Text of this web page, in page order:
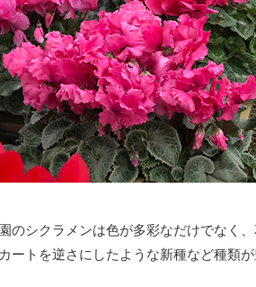
のシクラメンは色が多彩なだけでなく
ートを逆さにしたような新種など種類